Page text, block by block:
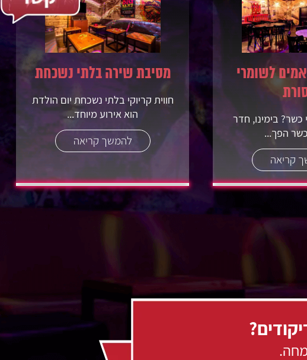
לשומרי
כשר? בימינו, חדר
כשר הפך...
קריאה
מסיבת שירה בלתי נשכחת
חווית קריוקי בלתי נשכחת יום הולדת
הוא אירוע מיוחד...
להמשך קריאה